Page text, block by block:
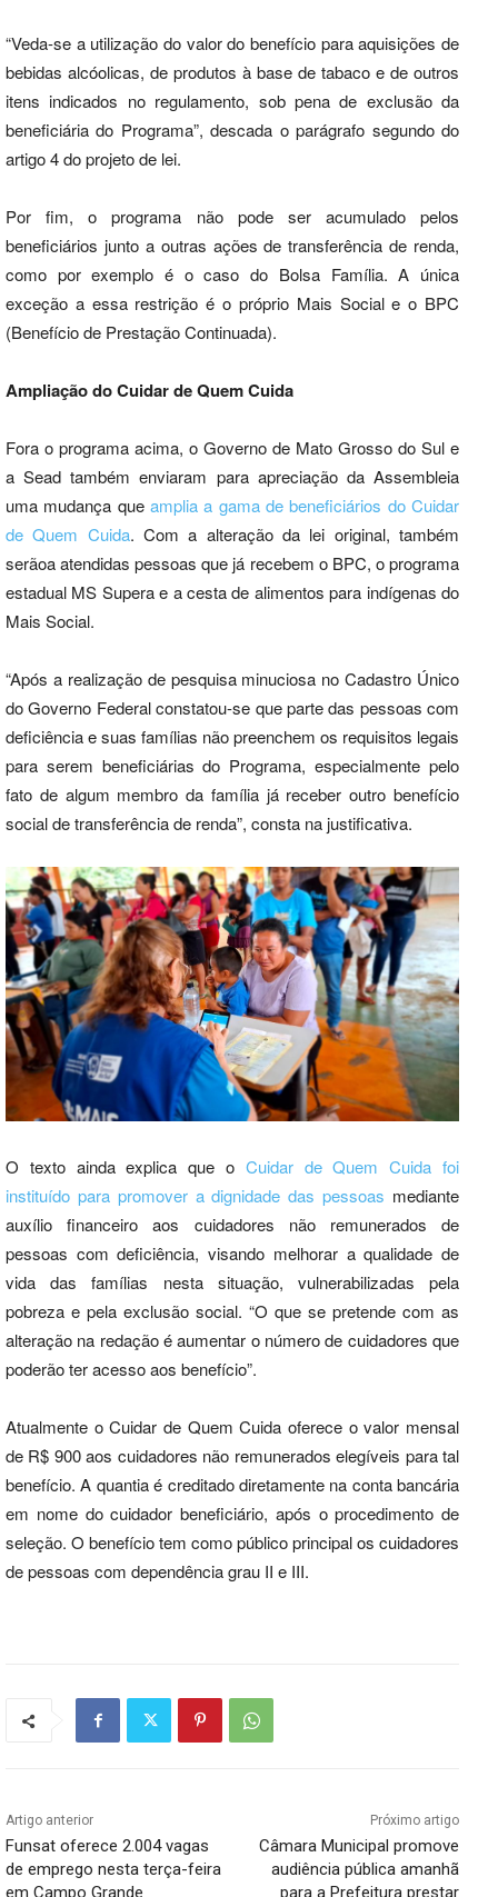
“Veda-se a utilização do valor do benefício para aquisições de
bebidas alcóolicas, de produtos à base de tabaco e de outros
itens indicados no regulamento, sob pena de exclusão da
beneficiária do Programa”, descada o parágrafo segundo do
artigo 4 do projeto de lei.
Por fim, o programa não pode ser acumulado pelos
beneficiários junto a outras ações de transferência de renda,
como por exemplo é o caso do Bolsa Família. A única
exceção a essa restrição é o próprio Mais Social e o BPC
(Benefício de Prestação Continuada).
Ampliação do Cuidar de Quem Cuida
Fora o programa acima, o Governo de Mato Grosso do Sul e
a Sead também enviaram para apreciação da Assembleia
uma mudança que amplia a gama de beneficiários do Cuidar
de Quem Cuida. Com a alteração da lei original, também
serãoa atendidas pessoas que já recebem o BPC, o programa
estadual MS Supera e a cesta de alimentos para indígenas do
Mais Social.
“Após a realização de pesquisa minuciosa no Cadastro Único
do Governo Federal constatou-se que parte das pessoas com
deficiência e suas famílias não preenchem os requisitos legais
para serem beneficiárias do Programa, especialmente pelo
fato de algum membro da família já receber outro benefício
social de transferência de renda”, consta na justificativa.
O texto ainda explica que o Cuidar de Quem Cuida foi
instituído para promover a dignidade das pessoas mediante
auxílio financeiro aos cuidadores não remunerados de
pessoas com deficiência, visando melhorar a qualidade de
vida das famílias nesta situação, vulnerabilizadas pela
pobreza e pela exclusão social. “O que se pretende com as
alteração na redação é aumentar o número de cuidadores que
poderão ter acesso aos benefício”.
Atualmente o Cuidar de Quem Cuida oferece o valor mensal
de R$ 900 aos cuidadores não remunerados elegíveis para tal
benefício. A quantia é creditado diretamente na conta bancária
em nome do cuidador beneficiário, após o procedimento de
seleção. O benefício tem como público principal os cuidadores
de pessoas com dependência grau II e III.
Artigo anterior
Funsat oferece 2.004 vagas
de emprego nesta terça-feira
em Campo Grande
Próximo artigo
Câmara Municipal promove
audiência pública amanhã
para a Prefeitura prestar